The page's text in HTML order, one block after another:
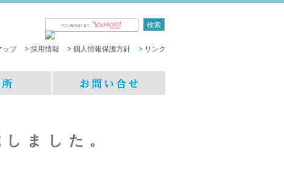
ップ 採用情報 個人情報保護方針 リンク
ました。